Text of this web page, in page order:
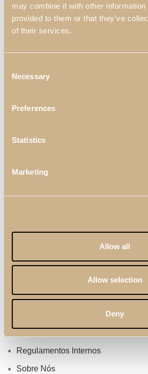
may combine it with other information
provided to them or that they’ve
of their services.
Selection
Necessary
Preferences
Statistics
Marketing
Allow all
Allow selection
Deny
Catálogos
Termos & Condições
Cuidados & Manutenção
Regulamentos Internos
Sobre Nós